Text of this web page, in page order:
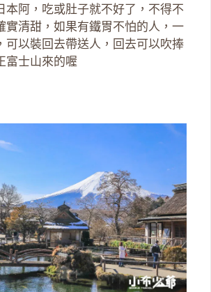
本阿，吃或肚子就不好了，不得不
實清甜，如果有鐵胃不怕的人，一
可以裝回去帶送人，回去可以吹捧
富士山來的喔